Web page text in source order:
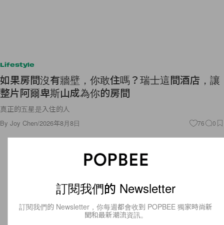
Lifestyle
如果房間沒有牆壁，你敢住嗎？瑞士這間酒店，讓
整片阿爾卑斯山成為你的房間
真正的五星是入住的人
By Joy Chen/2026年8月8日 76 0
訂閱我們的 Newsletter
訂閱我們的 Newsletter，你每週都會收到 POPBEE 獨家時尚新
聞和最新潮流資訊。